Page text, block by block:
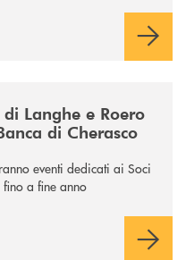
Langhe e Roero
di Cherasco
eventi dedicati ai Soci
a fine anno